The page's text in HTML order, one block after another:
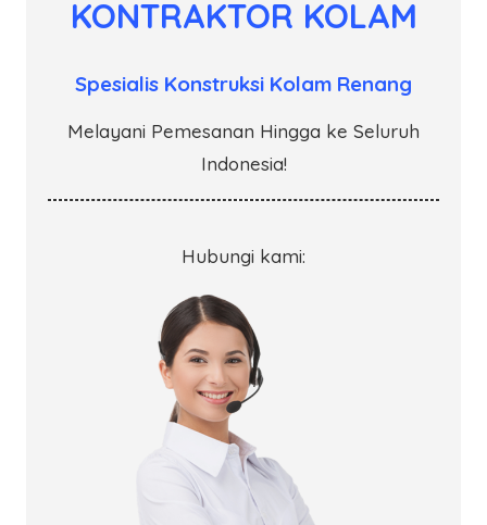
KONTRAKTOR KOLAM
Spesialis Konstruksi Kolam Renang
Melayani Pemesanan Hingga ke Seluruh
Indonesia!
Hubungi kami: